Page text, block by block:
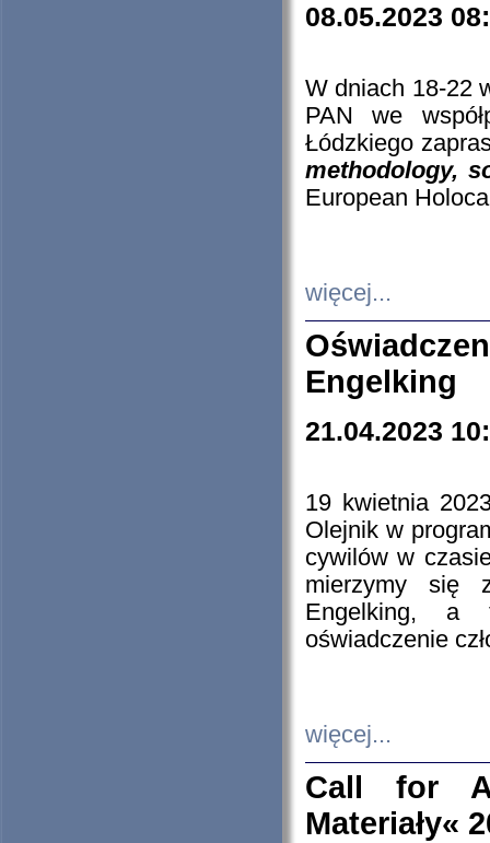
08.05.2023
W dniach 18-22
PAN we
Łódzkiego
methodology,
European
więcej...
Engelking
21.04.2023
19 kwietnia
Olejnik w
cywilów w
mierzymy się
Engelking, a
oświadczenie
więcej...
Call for
Materiały«